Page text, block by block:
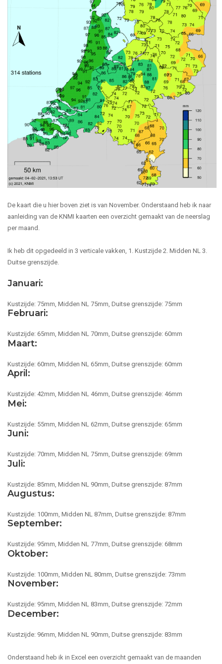
De kaart die u hier boven ziet is van November. Onderstaand heb ik naar
aanleiding van de KNMI kaarten een overzicht gemaakt van de neerslag
per maand.
Ik heb dit opgedeeld in 3 verticale vakken, 1. Kustzijde 2. Midden NL 3.
Duitse grenszijde.
Januari:
Kustzijde: 75mm, Midden NL 75mm, Duitse grenszijde: 75mm
Februari:
Kustzijde: 65mm, Midden NL 70mm, Duitse grenszijde: 60mm
Maart:
Kustzijde: 60mm, Midden NL 65mm, Duitse grenszijde: 60mm
April:
Kustzijde: 42mm, Midden NL 46mm, Duitse grenszijde: 46mm
Mei:
Kustzijde: 55mm, Midden NL 62mm, Duitse grenszijde: 65mm
Juni:
Kustzijde: 70mm, Midden NL 75mm, Duitse grenszijde: 69mm
Juli:
Kustzijde: 85mm, Midden NL 90mm, Duitse grenszijde: 87mm
Augustus:
Kustzijde: 100mm, Midden NL 87mm, Duitse grenszijde: 87mm
September:
Kustzijde: 95mm, Midden NL 77mm, Duitse grenszijde: 68mm
Oktober:
Kustzijde: 100mm, Midden NL 80mm, Duitse grenszijde: 73mm
November:
Kustzijde: 95mm, Midden NL 83mm, Duitse grenszijde: 72mm
December:
Kustzijde: 96mm, Midden NL 90mm, Duitse grenszijde: 83mm
Onderstaand heb ik in Excel een overzicht gemaakt van de maanden